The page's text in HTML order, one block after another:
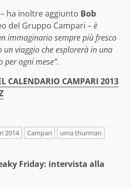
– ha inoltre aggiunto Bob
del Gruppo Campari –è
immaginario sempre più fresco
viaggio che esplorerà in una
per ogni mese”.
CALENDARIO CAMPARI 2013
2014 Campari uma thurman
Friday: intervista alla